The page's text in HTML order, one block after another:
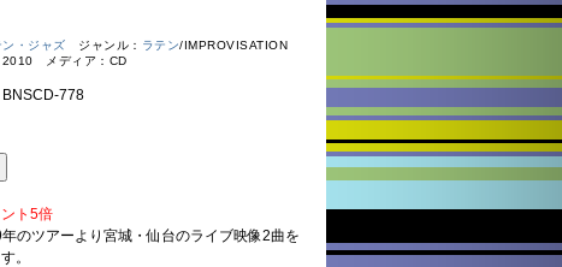
ン・ジャズ ジャンル： ラテン/IMPROVISATION
2010 メディア：CD
778
ト5倍
のツアーより宮城・仙台のライブ映像2曲を
。